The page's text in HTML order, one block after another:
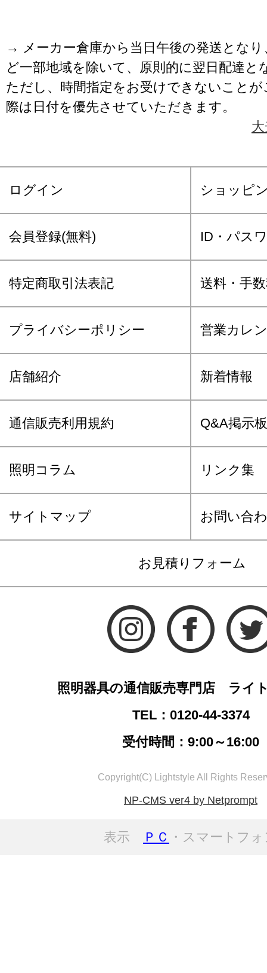
→ メーカー倉庫から当日午後の発送となり
ど一部地域を除いて、原則的に翌日配達と
ただし、時間指定をお受けできないこと
際は日付を優先させていただきます。
ログイン ショッピ
会員登録(無料) ID・パス
特定商取引法表記 送料・手
プライバシーポリシー 営業カレ
店舗紹介 新着情報
通信販売利用規約 Q&A掲示板
照明コラム リンク集
サイトマップ お問い合
お見積りフォーム
照明器具の通信販売専門店 ライ
TEL：0120-44-3374
受付時間：9:00～16:00
Copyright(C) Lightstyle All Rights
NP-CMS ver4 by Netprompt
表示 ＰＣ ・スマートフ